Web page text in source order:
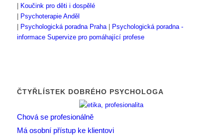
Koučink pro děti i dospělé
Psychoterapie Anděl
Psychologická poradna Praha|
Psychologická poradna -
informace Supervize pro pomáhající profese
ČTYŘLÍSTEK DOBRÉHO PSYCHOLOGA
Chová se profesionálně
Má osobní přístup ke klientovi